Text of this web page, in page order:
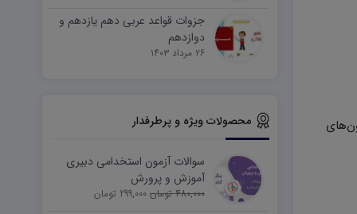
جزوات قواعد عربی دهم یازدهم و
دوازدهم
۲۶ مرداد ۱۴۰۳
محصولات ویژه و پرطرفدار
سوالات آزمون استخدامی دبیری
آموزش و پرورش
480,000 تومان 299,000 تومان